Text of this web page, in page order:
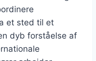
et sted til et
dyb forståelse af